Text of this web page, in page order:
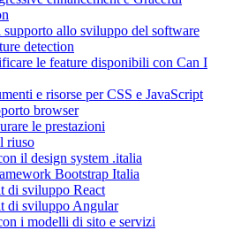
allo sviluppo del software
detection
le feature disponibili con Can I
e risorse per CSS e JavaScript
browser
le prestazioni
riuso
il design system .italia
Bootstrap Italia
di sviluppo React
di sviluppo Angular
i modelli di sito e servizi